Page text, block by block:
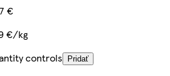
€
€/kg
controls
Pridať